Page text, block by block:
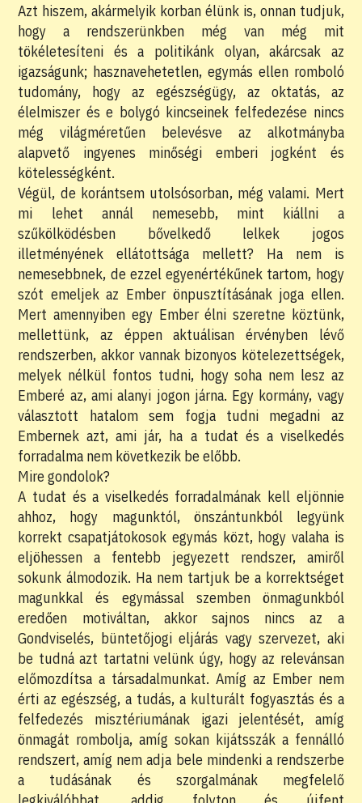
Azt hiszem, akármelyik korban élünk is, onnan tudjuk,
hogy a rendszerünkben még van még mit
tökéletesíteni és a politikánk olyan, akárcsak az
igazságunk; hasznavehetetlen, egymás ellen romboló
tudomány, hogy az egészségügy, az oktatás, az
élelmiszer és e bolygó kincseinek felfedezése nincs
még világméretűen belevésve az alkotmányba
alapvető ingyenes minőségi emberi jogként és
kötelességként.
Végül, de korántsem utolsósorban, még valami. Mert
mi lehet annál nemesebb, mint kiállni a
szűkölködésben bővelkedő lelkek jogos
illetményének ellátottsága mellett? Ha nem is
nemesebbnek, de ezzel egyenértékűnek tartom, hogy
szót emeljek az Ember önpusztításának joga ellen.
Mert amennyiben egy Ember élni szeretne köztünk,
mellettünk, az éppen aktuálisan érvényben lévő
rendszerben, akkor vannak bizonyos kötelezettségek,
melyek nélkül fontos tudni, hogy soha nem lesz az
Emberé az, ami alanyi jogon járna. Egy kormány, vagy
választott hatalom sem fogja tudni megadni az
Embernek azt, ami jár, ha a tudat és a viselkedés
forradalma nem következik be előbb.
Mire gondolok?
A tudat és a viselkedés forradalmának kell eljönnie
ahhoz, hogy magunktól, önszántunkból legyünk
korrekt csapatjátokosok egymás közt, hogy valaha is
eljöhessen a fentebb jegyezett rendszer, amiről
sokunk álmodozik. Ha nem tartjuk be a korrektséget
magunkkal és egymással szemben önmagunkból
eredően motiváltan, akkor sajnos nincs az a
Gondviselés, büntetőjogi eljárás vagy szervezet, aki
be tudná azt tartatni velünk úgy, hogy az relevánsan
előmozdítsa a társadalmunkat. Amíg az Ember nem
érti az egészség, a tudás, a kulturált fogyasztás és a
felfedezés misztériumának igazi jelentését, amíg
önmagát rombolja, amíg sokan kijátsszák a fennálló
rendszert, amíg nem adja bele mindenki a rendszerbe
a tudásának és szorgalmának megfelelő